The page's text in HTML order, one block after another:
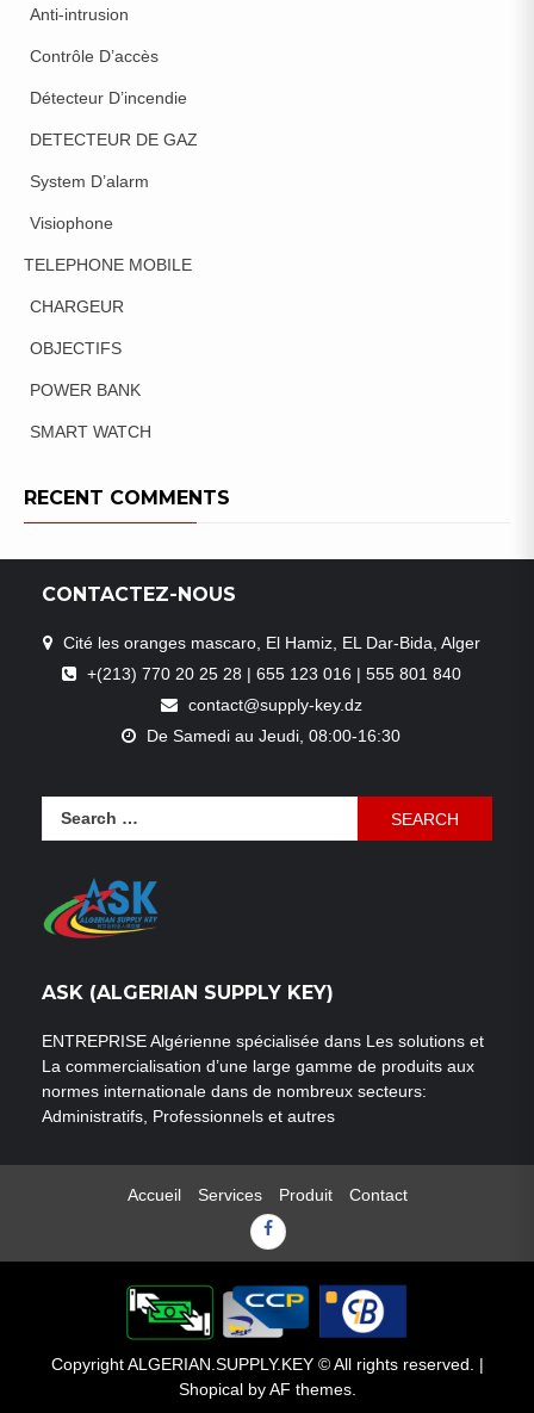
Anti-intrusion
Contrôle D’accès
Détecteur D’incendie
DETECTEUR DE GAZ
System D’alarm
Visiophone
TELEPHONE MOBILE
CHARGEUR
OBJECTIFS
POWER BANK
SMART WATCH
RECENT COMMENTS
CONTACTEZ-NOUS
Cité les oranges mascaro, El Hamiz, EL Dar-Bida, Alger
+(213) 770 20 25 28 | 655 123 016 | 555 801 840
contact@supply-key.dz
De Samedi au Jeudi, 08:00-16:30
ASK (ALGERIAN SUPPLY KEY)
ENTREPRISE Algérienne spécialisée dans Les solutions et
La commercialisation d’une large gamme de produits aux
normes internationale dans de nombreux secteurs:
Administratifs, Professionnels et autres
Accueil Services Produit Contact
Facebook
Copyright ALGERIAN.SUPPLY.KEY © All rights reserved. |
Shopicalby AF themes.